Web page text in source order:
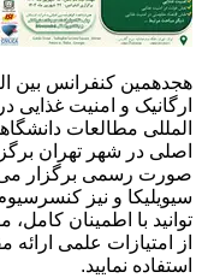
هجدهمین کنفرانس بین
المللی مطالعات
اصلی در شهر تهران
صورت رسمی برگزار می
سیویلیکا و نیز
توانید با اطمینان
از امتیازات علمی
استفاده نمایید.